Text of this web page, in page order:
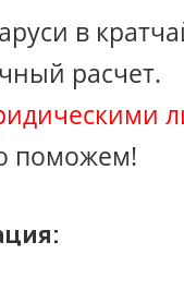
в
расчет.
поможем!